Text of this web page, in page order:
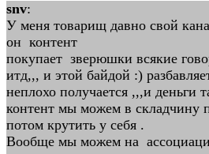
snv:
У меня товарищ давно свой
он контент
покупает зверюшки всякие
итд,,, и этой байдой :)
неплохо получается ,,,и деньги
контент мы можем в складчину
потом крутить у себя .
Вообще мы можем на